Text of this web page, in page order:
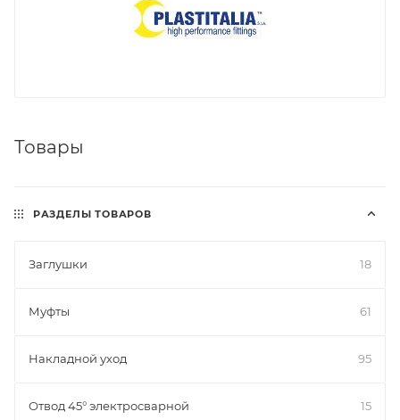
Товары
РАЗДЕЛЫ ТОВАРОВ
Заглушки 18
Муфты 61
Накладной уход 95
Отвод 45° электросварной 15